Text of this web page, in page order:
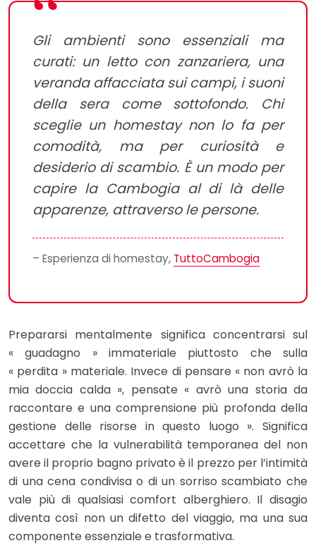
Gli ambienti sono essenziali ma
curati: un letto con zanzariera, una
veranda affacciata sui campi, i suoni
della sera come sottofondo. Chi
sceglie un homestay non lo fa per
comodità, ma per curiosità e
desiderio di scambio. È un modo per
capire la Cambogia al di là delle
apparenze, attraverso le persone.
– Esperienza di homestay, TuttoCambogia
Prepararsi mentalmente significa concentrarsi sul
« guadagno » immateriale piuttosto che sulla
« perdita » materiale. Invece di pensare « non avrò la
mia doccia calda », pensate « avrò una storia da
raccontare e una comprensione più profonda della
gestione delle risorse in questo luogo ». Significa
accettare che la vulnerabilità temporanea del non
avere il proprio bagno privato è il prezzo per l’intimità
di una cena condivisa o di un sorriso scambiato che
vale più di qualsiasi comfort alberghiero. Il disagio
diventa così non un difetto del viaggio, ma una sua
componente essenziale e trasformativa.